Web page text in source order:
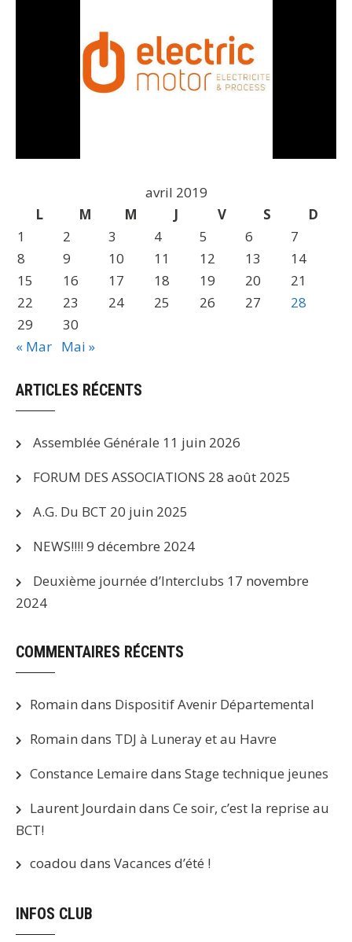
avril 2019
L
M M J V S
D
1
2 3 4 5 6
7
8
9 10 11 12 13
14
15
16 17 18 19 20
21
22
23 24 25 26 27
28
29
30
« Mar Mai »
ARTICLES RÉCENTS
Assemblée Générale 11 juin 2026
FORUM DES ASSOCIATIONS 28 août 2025
A.G. Du BCT 20 juin 2025
NEWS!!!! 9 décembre 2024
Deuxième journée d’Interclubs 17 novembre
2024
COMMENTAIRES RÉCENTS
Romain dans Dispositif Avenir Départemental
Romain dans TDJ à Luneray et au Havre
Constance Lemaire dans Stage technique jeunes
Laurent Jourdain dans Ce soir, c’est la reprise au
BCT!
coadou dans Vacances d’été !
INFOS CLUB